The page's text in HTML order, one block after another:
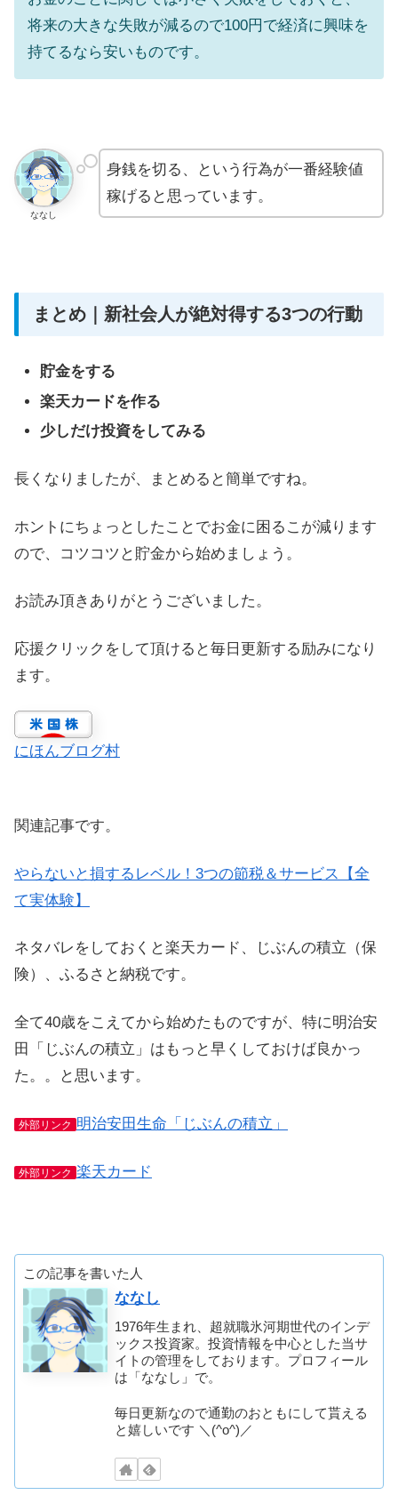
将来の大きな失敗が減るので100円で経済に興味を
持てるなら安いものです。
ななし
身銭を切る、という行為が一番経験値
稼げると思っています。
まとめ｜新社会人が絶対得する3つの行動
貯金をする
楽天カードを作る
少しだけ投資をしてみる
長くなりましたが、まとめると簡単ですね。
ホントにちょっとしたことでお金に困るこが減ります
ので、コツコツと貯金から始めましょう。
お読み頂きありがとうございました。
応援クリックをして頂けると毎日更新する励みになり
ます。
にほんブログ村
関連記事です。
やらないと損するレベル！3つの節税＆サービス【全
て実体験】
ネタバレをしておくと楽天カード、じぶんの積立（保
険）、ふるさと納税です。
全て40歳をこえてから始めたものですが、特に明治安
田「じぶんの積立」はもっと早くしておけば良かっ
た。。と思います。
外部リンク 明治安田生命「じぶんの積立」
外部リンク 楽天カード
この記事を書いた人
ななし
1976年生まれ、超就職氷河期世代のインデ
ックス投資家。投資情報を中心とした当サ
イトの管理をしております。プロフィール
は「ななし」で。
毎日更新なので通勤のおともにして貰える
と嬉しいです ＼(^o^)／